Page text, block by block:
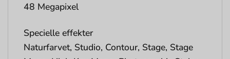
48 Megapixel
Specielle effekter
Naturfarvet, Studio, Contour, Stage, Stage